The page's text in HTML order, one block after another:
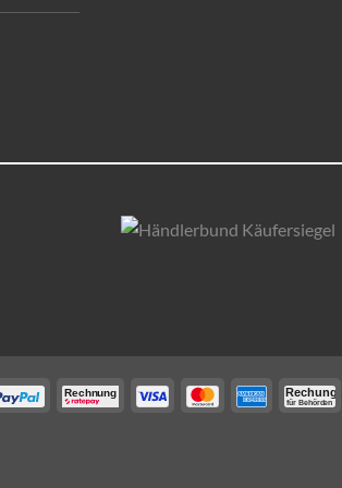
C-
Rechnung
C-
C-
C-
Rechung
für Behörden C-